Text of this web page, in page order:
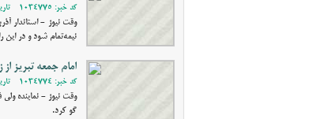
کد خبر: 1034775 - تاریخ انتشار: 1402/01/27 22:41
وقت نیوز - استاندار
نیمه‌تمام شود و در
امام جمعه تبریز از
کد خبر: 1034774 - تاریخ انتشار: 1402/01/27 22:38
وقت نیوز - نماینده ولی
گو کرد.